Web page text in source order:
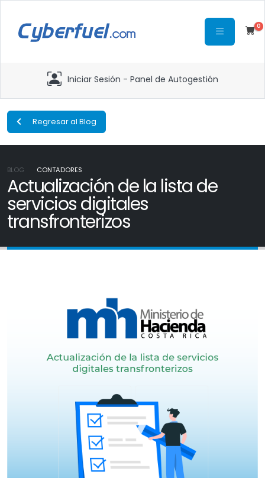
0
Iniciar Sesión - Panel de Autogestión
Regresar al Blog
BLOG CONTADORES
Actualización de la lista de
servicios digitales
transfronterizos